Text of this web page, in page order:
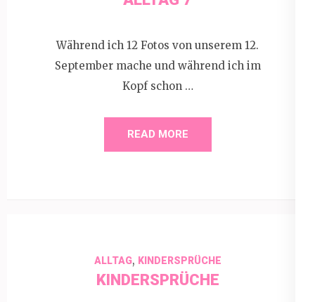
Während ich 12 Fotos von unserem 12.
September mache und während ich im
Kopf schon …
READ MORE
ALLTAG, KINDERSPRÜCHE
KINDERSPRÜCHE